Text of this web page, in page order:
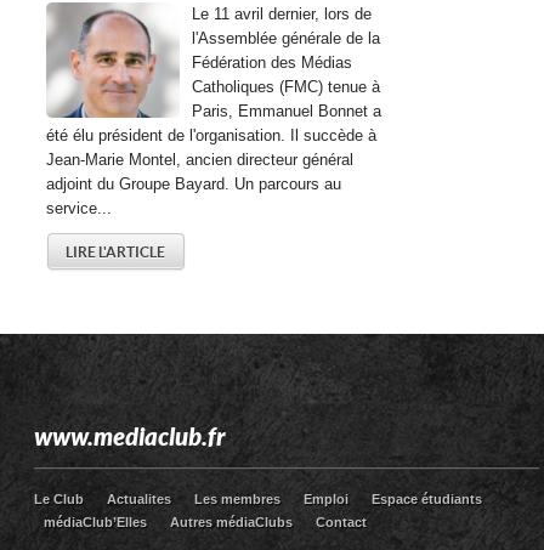
Le 11 avril dernier, lors de
l'Assemblée générale de la
Fédération des Médias
Catholiques (FMC) tenue à
Paris, Emmanuel Bonnet a
été élu président de l'organisation. Il succède à
Jean-Marie Montel, ancien directeur général
adjoint du Groupe Bayard. Un parcours au
service...
LIRE L'ARTICLE
www.mediaclub.fr
Le Club Actualites Les membres Emploi
Espace étudiants
médiaClub’Elles
Autres médiaClubs Contact